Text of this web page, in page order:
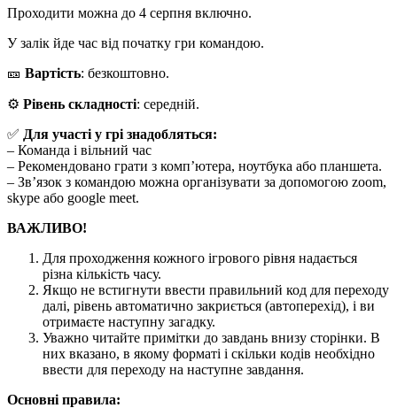
Проходити можна до 4 серпня включно.
У залік йде час від початку гри командою.
🎫 Вартість: безкоштовно.
⚙️ Рівень складності: середній.
✅ Для участі у грі знадобляться:
– Команда і вільний час
– Рекомендовано грати з комп’ютера, ноутбука або планшета.
– Зв’язок з командою можна організувати за допомогою zoom,
skype або google meet.
ВАЖЛИВО!
Для проходження кожного ігрового рівня надається
різна кількість часу.
Якщо не встигнути ввести правильний код для переходу
далі, рівень автоматично закриється (автоперехід), і ви
отримаєте наступну загадку.
Уважно читайте примітки до завдань внизу сторінки. В
них вказано, в якому форматі і скільки кодів необхідно
ввести для переходу на наступне завдання.
Основні правила: